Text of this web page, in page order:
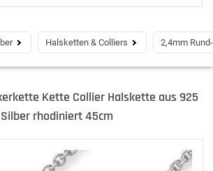
Halsketten & Colliers 2,4mm
Kette Collier Halskette aus 925
Silber rhodiniert 45cm